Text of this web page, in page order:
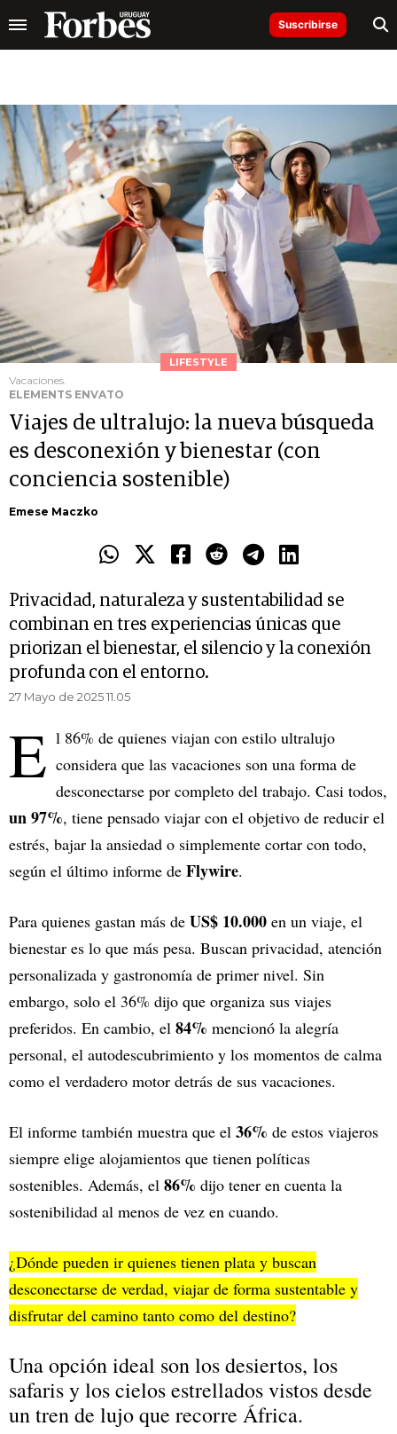
Suscribirse
LIFESTYLE
Vacaciones.
ELEMENTS ENVATO
Viajes de ultralujo: la nueva búsqueda
es desconexión y bienestar (con
conciencia sostenible)
Emese Maczko
Privacidad, naturaleza y sustentabilidad se
combinan en tres experiencias únicas que
priorizan el bienestar, el silencio y la conexión
profunda con el entorno.
27 Mayo de 2025 11.05
E l 86% de quienes viajan con estilo ultralujo
considera que las vacaciones son una forma de
desconectarse por completo del trabajo. Casi todos,
un 97%, tiene pensado viajar con el objetivo de reducir el
estrés, bajar la ansiedad o simplemente cortar con todo,
según el último informe de Flywire.
Para quienes gastan más de US$ 10.000 en un viaje, el
bienestar es lo que más pesa. Buscan privacidad, atención
personalizada y gastronomía de primer nivel. Sin
embargo, solo el 36% dijo que organiza sus viajes
preferidos. En cambio, el 84% mencionó la alegría
personal, el autodescubrimiento y los momentos de calma
como el verdadero motor detrás de sus vacaciones.
El informe también muestra que el 36% de estos viajeros
siempre elige alojamientos que tienen políticas
sostenibles. Además, el 86% dijo tener en cuenta la
sostenibilidad al menos de vez en cuando.
¿Dónde pueden ir quienes tienen plata y buscan
desconectarse de verdad, viajar de forma sustentable y
disfrutar del camino tanto como del destino?
Una opción ideal son los desiertos, los
safaris y los cielos estrellados vistos desde
un tren de lujo que recorre África.